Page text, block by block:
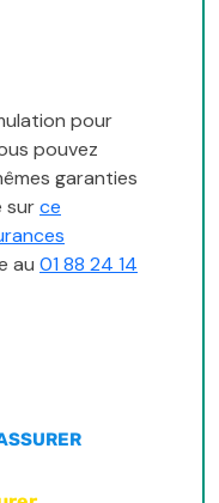
pour
pouvez
garanties
surce
au 01 88 24 14